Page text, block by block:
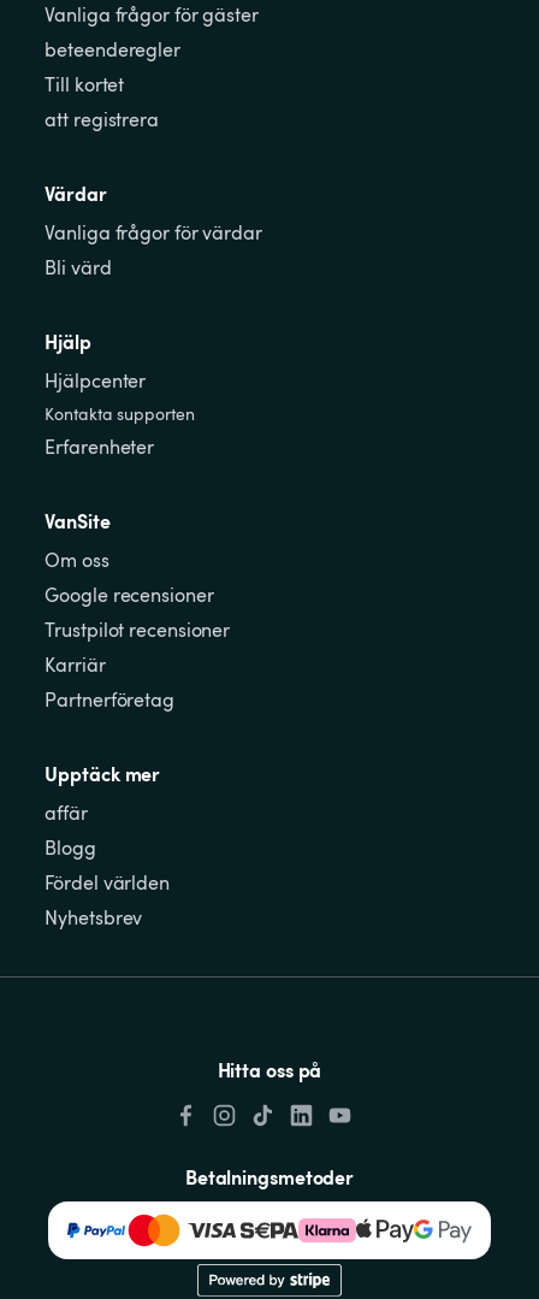
Vanliga frågor för gäster
beteenderegler
Till kortet
att registrera
Värdar
Vanliga frågor för värdar
Bli värd
Hjälp
Hjälpcenter
Kontakta supporten
Erfarenheter
VanSite
Om oss
Google recensioner
Trustpilot recensioner
Karriär
Partnerföretag
Upptäck mer
affär
Blogg
Fördel världen
Nyhetsbrev
Hitta oss på
Betalningsmetoder